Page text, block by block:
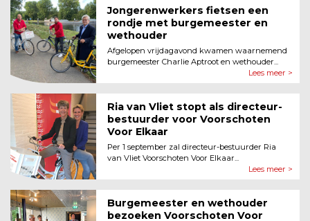
Jongerenwerkers fietsen een
rondje met burgemeester en
wethouder
Afgelopen vrijdagavond kwamen waarnemend
burgemeester Charlie Aptroot en wethouder...
Lees meer >
Ria van Vliet stopt als directeur-
bestuurder voor Voorschoten
Voor Elkaar
Per 1 september zal directeur-bestuurder Ria
van Vliet Voorschoten Voor Elkaar...
Lees meer >
Burgemeester en wethouder
bezoeken Voorschoten Voor